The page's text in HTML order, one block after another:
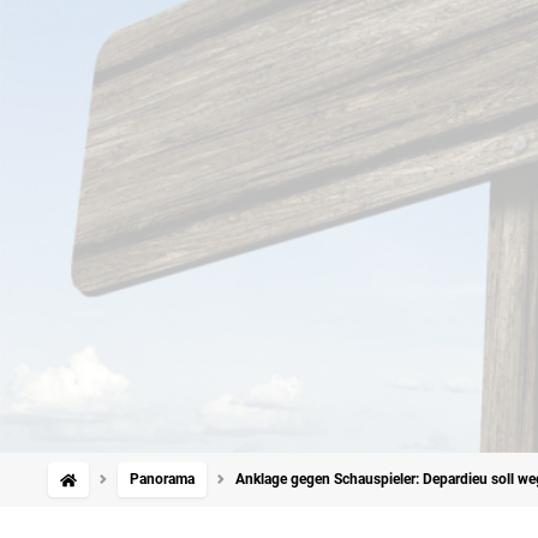
Panorama Anklage gegen Schauspieler: Depardieu soll